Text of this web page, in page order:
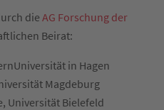
die AG Forschung der
Beirat:
in Hagen
Magdeburg
Universität Bielefeld